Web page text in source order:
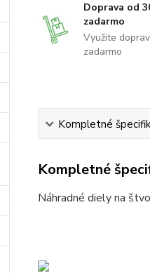
Doprava od
zadarmo
Využite
zadarmo
Kompletné
Kompletné
Náhradné diely na